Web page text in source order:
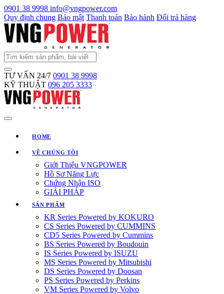
0901 38 9998 info@vngpower.com
Quy định chung Bảo mật Thanh toán Bảo hành Đổi trả hàng
TƯ VẤN 24/7 0901 38 9998
KỸ THUẬT 096 205 3333
HOME
VỀ CHÚNG TÔI
Giới Thiệu VNGPOWER
Hồ Sơ Năng Lực
Chứng Nhận ISO
GIẢI PHÁP
SẢN PHẨM
KR Series Powered by KOKURO
CS Series Powered by CUMMINS
CD5 Series Powered by Cummins
BS Series Powered by Boudouin
IS Series Powered by ISUZU
MS Series Powered by Mitsubishi
DS Series Powered by Doosan
PS Series Powered by Perkins
VM Series Powered by Volvo